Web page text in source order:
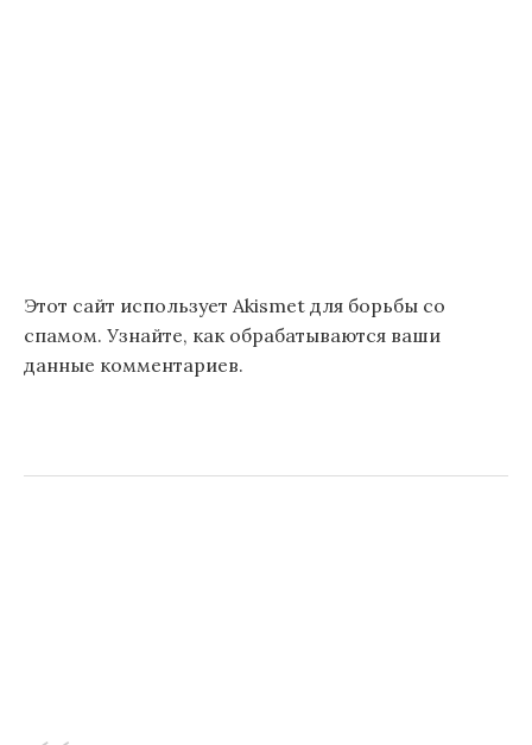
Этот сайт использует Akismet для борьбы со
спамом. Узнайте, как обрабатываются ваши
данные комментариев.